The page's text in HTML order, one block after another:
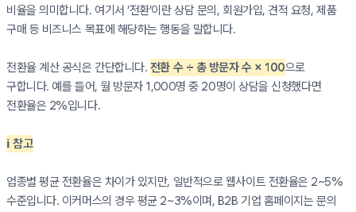
비율을 의미합니다. 여기서 ‘전환’이란 상담 문의, 회원가입, 견적 요청, 제품
구매 등 비즈니스 목표에 해당하는 행동을 말합니다.
전환율 계산 공식은 간단합니다. 전환 수 ÷ 총 방문자 수 × 100으로
구합니다. 예를 들어, 월 방문자 1,000명 중 20명이 상담을 신청했다면
전환율은 2%입니다.
ℹ️ 참고
업종별 평균 전환율은 차이가 있지만, 일반적으로 웹사이트 전환율은 2~5%
수준입니다. 이커머스의 경우 평균 2~3%이며, B2B 기업 홈페이지는 문의